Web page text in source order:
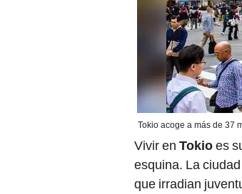
Tokio acoge a más de 37
Vivir en Tokioes
esquina. La
que irradian